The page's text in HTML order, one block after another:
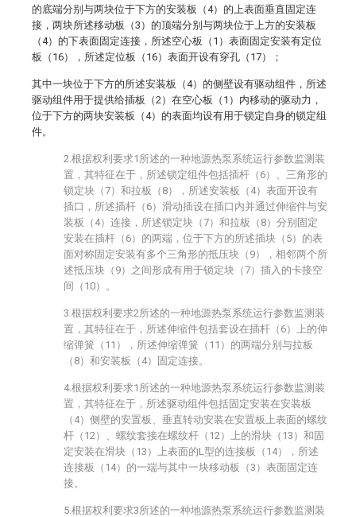
的底端分别与两块位于下方的安装板（4）的上表面垂直固定连
接，两块所述移动板（3）的顶端分别与两块位于上方的安装板
（4）的下表面固定连接，所述空心板（1）表面固定安装有定位
板（16），所述定位板（16）表面开设有穿孔（17）；
其中一块位于下方的所述安装板（4）的侧壁设有驱动组件，所述
驱动组件用于提供给插板（2）在空心板（1）内移动的驱动力，
位于下方的两块安装板（4）的表面均设有用于锁定自身的锁定组
件。
2.根据权利要求1所述的一种地源热泵系统运行参数监测装
置，其特征在于，所述锁定组件包括插杆（6）、三角形的
锁定块（7）和拉板（8），所述安装板（4）表面开设有
插口，所述插杆（6）滑动插设在插口内并通过伸缩件与安
装板（4）连接，所述锁定块（7）和拉板（8）分别固定
安装在插杆（6）的两端，位于下方的所述插块（5）的表
面对称固定安装有多个三角形的抵压块（9），相邻两个所
述抵压块（9）之间形成有用于锁定块（7）插入的卡接空
间（10）。
3.根据权利要求2所述的一种地源热泵系统运行参数监测装
置，其特征在于，所述伸缩件包括套设在插杆（6）上的伸
缩弹簧（11），所述伸缩弹簧（11）的两端分别与拉板
（8）和安装板（4）固定连接。
4.根据权利要求1所述的一种地源热泵系统运行参数监测装
置，其特征在于，所述驱动组件包括固定安装在安装板
（4）侧壁的安置板、垂直转动安装在安置板上表面的螺纹
杆（12）、螺纹套接在螺纹杆（12）上的滑块（13）和固
定安装在滑块（13）上表面的L型的连接板（14），所述
连接板（14）的一端与其中一块移动板（3）表面固定连
接。
5.根据权利要求3所述的一种地源热泵系统运行参数监测装